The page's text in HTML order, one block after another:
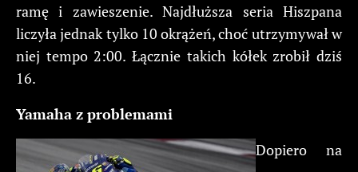
ramę i zawieszenie. Najdłuższa seria Hiszpana
liczyła jednak tylko 10 okrążeń, choć utrzymywał w
niej tempo 2:00. Łącznie takich kółek zrobił dziś
16.
Yamaha z problemami
Dopiero na